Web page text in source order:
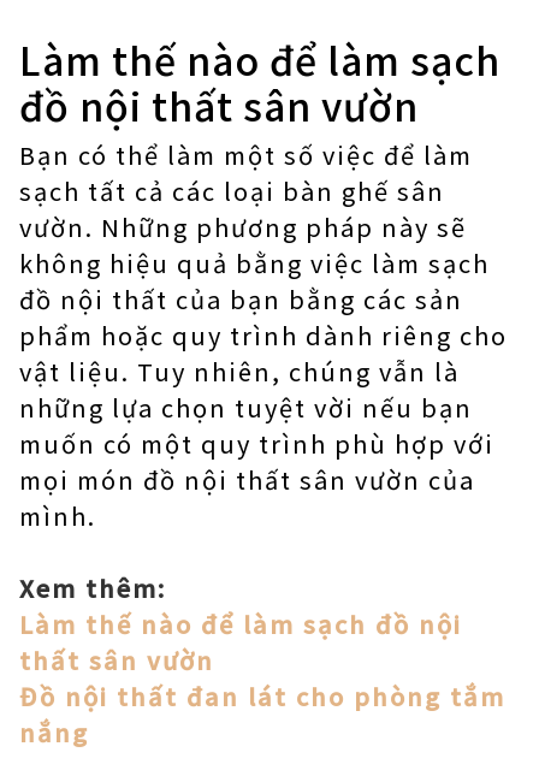
Làm thế nào để làm sạch
đồ nội thất sân vườn
Bạn có thể làm một số việc để làm
sạch tất cả các loại bàn ghế sân
vườn. Những phương pháp này sẽ
không hiệu quả bằng việc làm sạch
đồ nội thất của bạn bằng các sản
phẩm hoặc quy trình dành riêng cho
vật liệu. Tuy nhiên, chúng vẫn là
những lựa chọn tuyệt vời nếu bạn
muốn có một quy trình phù hợp với
mọi món đồ nội thất sân vườn của
mình.
Xem thêm:
Làm thế nào để làm sạch đồ nội
thất sân vườn
Đồ nội thất đan lát cho phòng tắm
nắng